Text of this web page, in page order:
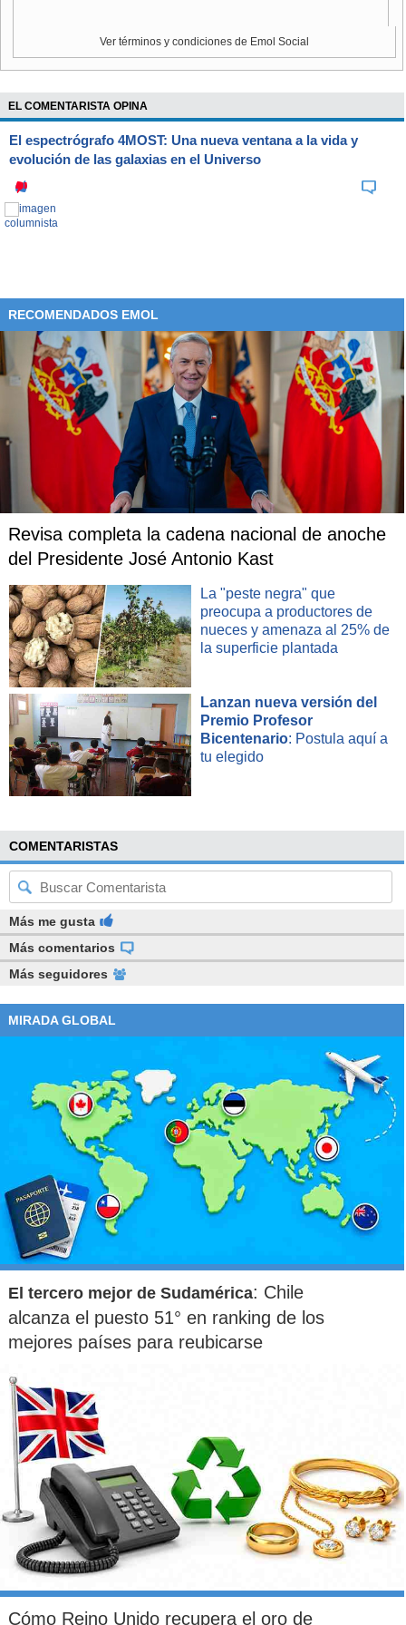
Ver términos y condiciones de Emol Social
EL COMENTARISTA OPINA
El espectrógrafo 4MOST: Una nueva ventana a la vida y
evolución de las galaxias en el Universo
RECOMENDADOS EMOL
Revisa completa la cadena nacional de anoche
del Presidente José Antonio Kast
La "peste negra" que
preocupa a productores de
nueces y amenaza al 25% de
la superficie plantada
Lanzan nueva versión del
Premio Profesor
Bicentenario: Postula aquí a
tu elegido
COMENTARISTAS
Más me gusta
Más comentarios
Más seguidores
MIRADA GLOBAL
El tercero mejor de Sudamérica: Chile
alcanza el puesto 51° en ranking de los
mejores países para reubicarse
Cómo Reino Unido recupera el oro de